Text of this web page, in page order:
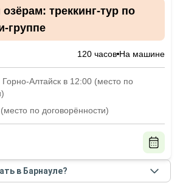
треккинг-тур по
группе
120 часов На машине
Алтайск в 12:00 (место по
по договорённости)
в Барнауле?